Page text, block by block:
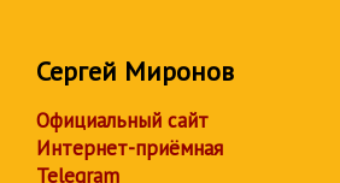
Сергей Миронов
Официальный сайт
Интернет-приёмная
Telegram